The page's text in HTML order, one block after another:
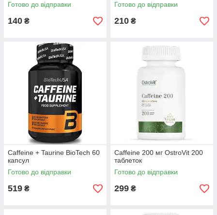
Готово до відправки
140 ₴
Готово до відправки
210 ₴
Caffeine + Taurine BioTech 60
капсул
Готово до відправки
519 ₴
Caffeine 200 мг OstroVit 200
таблеток
Готово до відправки
299 ₴